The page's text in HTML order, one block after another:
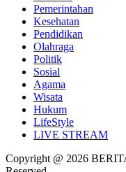
Pemerintahan
Kesehatan
Pendidikan
Olahraga
Politik
Sosial
Agama
Wisata
Hukum
LifeStyle
LIVE STREAM
Copyright @ 2026